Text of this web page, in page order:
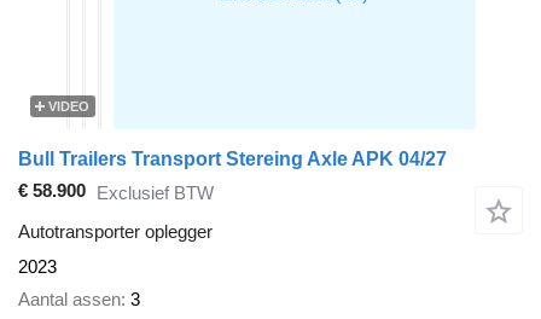
VIDEO
Bull Trailers Transport Stereing Axle APK 04/27
€ 58.900 Exclusief BTW
Autotransporter oplegger
2023
Aantal assen 3